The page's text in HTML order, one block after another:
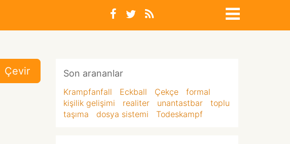
Çevir Son arananlar
Krampfanfall Eckball Çekçe
formal
kişilik gelişimi
realiter unantastbar
toplu
taşıma
dosya sistemi Todeskampf